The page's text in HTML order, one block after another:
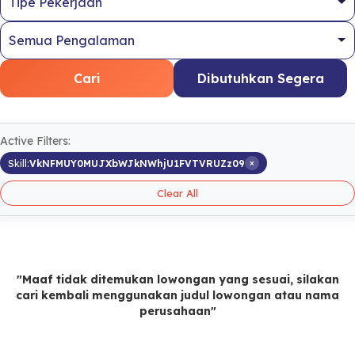
Cari Dibutuhkan Segera
Active Filters:
Skill:VkNFMUY0MUJXbWJkNWhjU1FVTVRUZz09 ×
Clear All
"Maaf tidak ditemukan lowongan yang sesuai, silakan
cari kembali menggunakan judul lowongan atau nama
perusahaan"